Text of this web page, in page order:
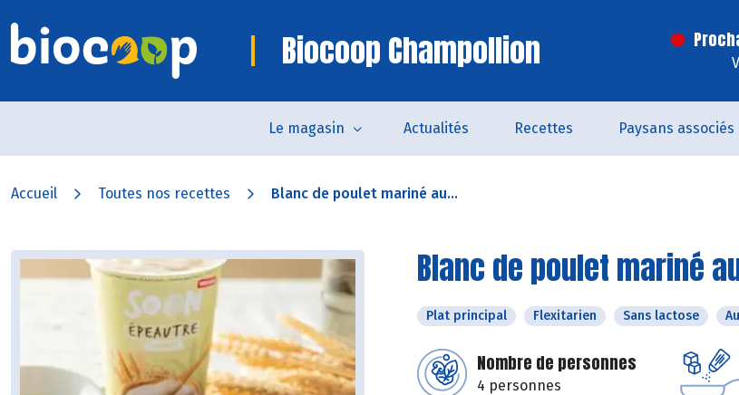
Biocoop Champollion
Le magasin Actualités Recettes Paysans associés
Accueil Toutes nos recettes Blanc de poulet mariné au...
Blanc de poulet mariné
Plat principal Flexitarien Sans lactose
Nombre de personnes
4 personnes